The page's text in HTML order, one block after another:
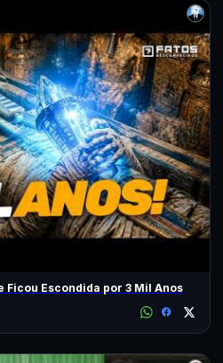
Ficou Escondida por 3 Mil Anos